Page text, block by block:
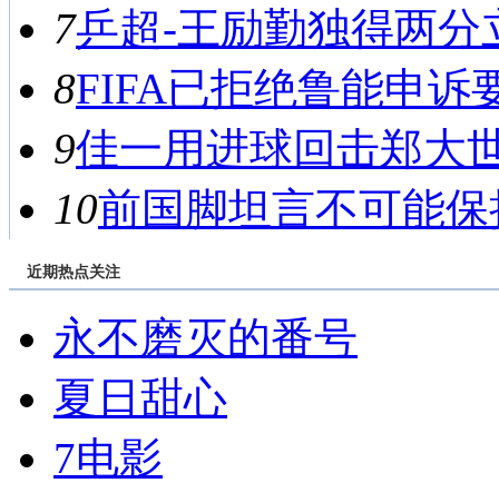
7乒超-王励勤独得两分
8FIFA已拒绝鲁能申诉
9佳一用进球回击郑大
10前国脚坦言不可能
近期热点关注
永不磨灭的番号
夏日甜心
7电影